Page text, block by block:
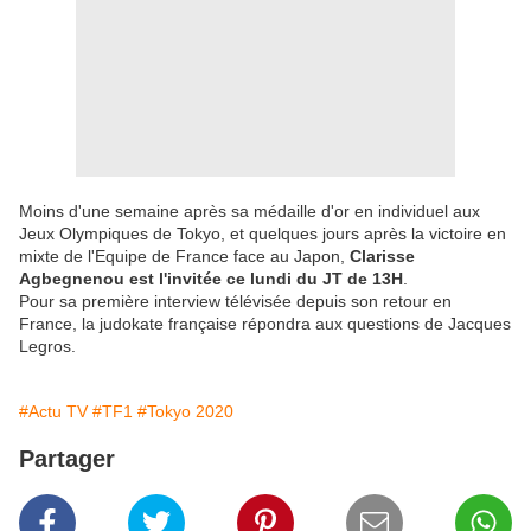
Moins d'une semaine après sa médaille d'or en individuel aux
Jeux Olympiques de Tokyo, et quelques jours après la victoire en
mixte de l'Equipe de France face au Japon, Clarisse
Agbegnenou est l'invitée ce lundi du JT de 13H
Pour sa première interview télévisée depuis son retour en
France, la judokate française répondra aux questions de Jacques
Legros.
#Actu TV #TF1 #Tokyo 2020
Partager